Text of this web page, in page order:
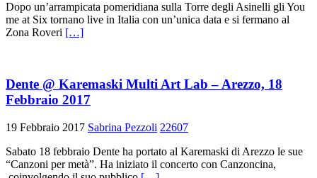
Dopo un’arrampicata pomeridiana sulla Torre degli Asinelli gli You
me at Six tornano live in Italia con un’unica data e si fermano al
Zona Roveri […]
Dente @ Karemaski Multi Art Lab – Arezzo, 18
Febbraio 2017
19 Febbraio 2017 Sabrina Pezzoli 22607
Sabato 18 febbraio Dente ha portato al Karemaski di Arezzo le sue
“Canzoni per metà”. Ha iniziato il concerto con Canzoncina,